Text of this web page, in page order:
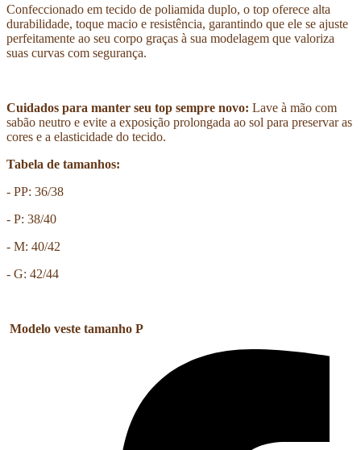
Confeccionado em tecido de poliamida duplo, o top oferece alta
durabilidade, toque macio e resistência, garantindo que ele se ajuste
perfeitamente ao seu corpo graças à sua modelagem que valoriza
suas curvas com segurança.
Cuidados para manter seu top sempre novo: Lave à mão com
sabão neutro e evite a exposição prolongada ao sol para preservar as
cores e a elasticidade do tecido.
Tabela de tamanhos:
- PP: 36/38
- P: 38/40
- M: 40/42
- G: 42/44
Modelo veste tamanho P